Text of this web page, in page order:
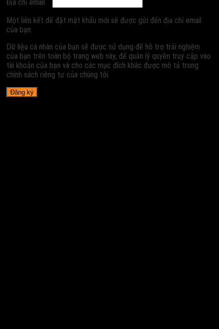
Địa chỉ email
Một liên kết để đặt mật khẩu mới sẽ được gửi đến địa chỉ email
của bạn.
Dữ liệu cá nhân của bạn sẽ được sử dụng để hỗ trợ trải nghiệm
của bạn trên toàn bộ trang web này, để quản lý quyền truy cập vào
tài khoản của bạn và cho các mục đích khác được mô tả trong
chính sách riêng tư của chúng tôi.
Đăng ký